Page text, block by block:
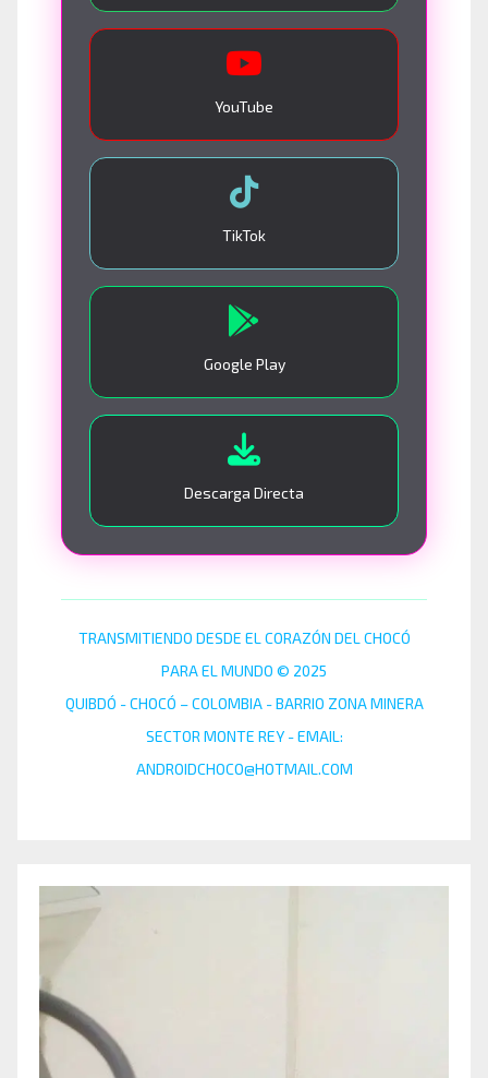
YouTube
TikTok
Google Play
Descarga Directa
TRANSMITIENDO DESDE EL CORAZÓN DEL CHOCÓ
PARA EL MUNDO © 2025
QUIBDÓ - CHOCÓ – COLOMBIA - BARRIO ZONA MINERA
SECTOR MONTE REY - EMAIL:
ANDROIDCHOCO@HOTMAIL.COM